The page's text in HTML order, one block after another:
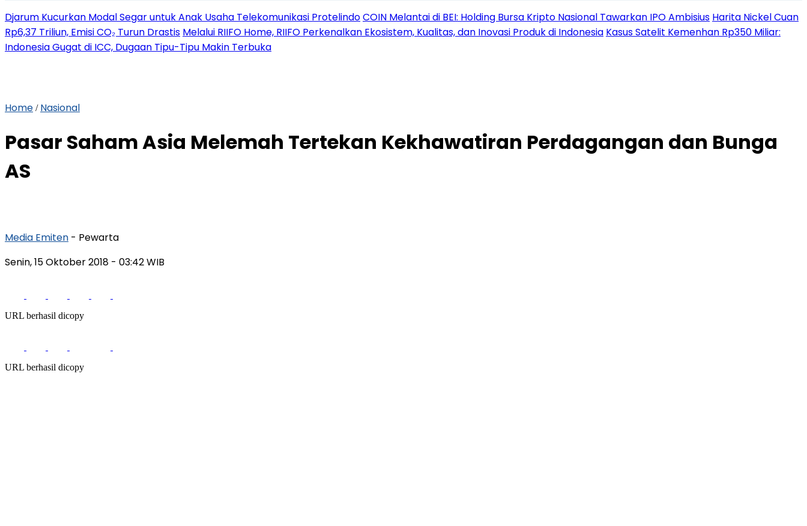
Djarum Kucurkan Modal Segar untuk Anak Usaha Telekomunikasi ProtelindoCOIN Melantai di BEI: Holding Bursa Kripto Nasional Tawarkan IPO Ambisius Harita Nickel Cuan
Rp6,37 Triliun, Emisi CO₂ Turun Drastis Melalui RIIFO Home, RIIFO Perkenalkan Ekosistem, Kualitas, dan Inovasi Produk di Indonesia Kasus Satelit Kemenhan Rp350 Miliar:
Indonesia Gugat di ICC, Dugaan Tipu-Tipu Makin Terbuka
Home / Nasional
Pasar Saham Asia Melemah Tertekan Kekhawatiran Perdagangan dan Bunga
AS
Media Emiten - Pewarta
Senin, 15 Oktober 2018 - 03:42 WIB
URL berhasil dicopy
URL berhasil dicopy